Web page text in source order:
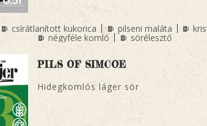
csírátlanított kukorica pilseni maláta
négyféle komló sörélesztő
PILS OF SIMCOE
Hidegkomlós láger sör